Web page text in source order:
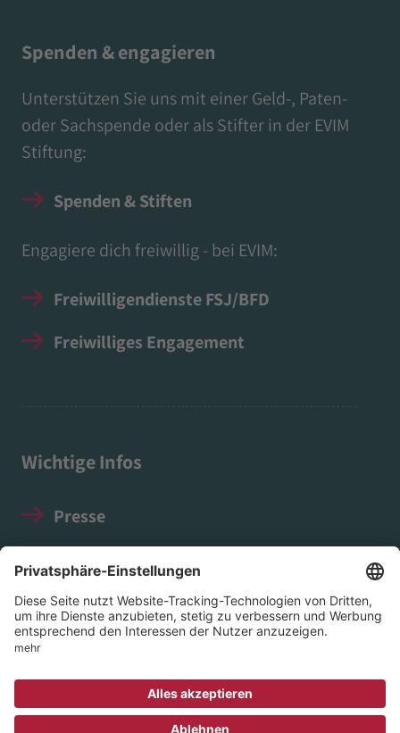
Spenden & engagieren
Unterstützen Sie uns mit einer Geld-, Paten-
oder Sachspende oder als Stifter in der EVIM
Stiftung:
Spenden & Stiften
Engagiere dich freiwillig - bei EVIM:
Freiwilligendienste FSJ/BFD
Freiwilliges Engagement
Wichtige Infos
Presse
Datenschutz
Social Media Guidelines
© 2026 EVIM - Evangelischer Verein für Innere
Mission in Nassau